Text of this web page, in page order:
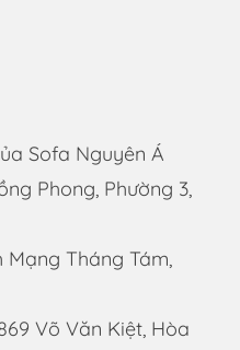
Sofa Nguyên Á
Phong, Phường 3,
Mạng Tháng Tám,
Võ Văn Kiệt, Hòa